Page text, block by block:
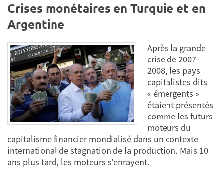
Crises monétaires en Turquie et en
Argentine
Après la grande
crise de 2007-
2008, les pays
capitalistes dits
« émergents »
étaient présentés
comme les futurs
moteurs du
capitalisme financier mondialisé dans un contexte
international de stagnation de la production. Mais 10
ans plus tard, les moteurs s’enrayent.